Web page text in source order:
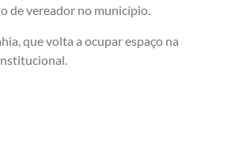
de vereador no município.
que volta a ocupar espaço na